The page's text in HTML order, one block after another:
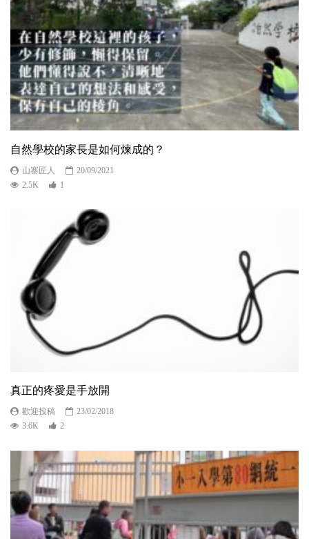
自然學校的家長是如何煉成的？
山寨匠人
20/09/2021
2.5K
1
真正的疼愛是手放開
歡迎投稿
23/02/2018
3.6K
2